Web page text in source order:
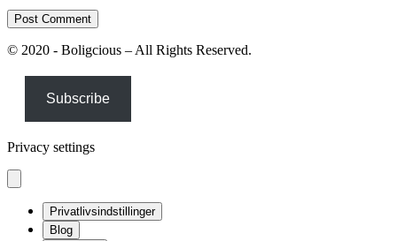
© 2020 - Boligcious – All Rights Reserved.
Subscribe
Privacy settings
Privatlivsindstillinger
Blog